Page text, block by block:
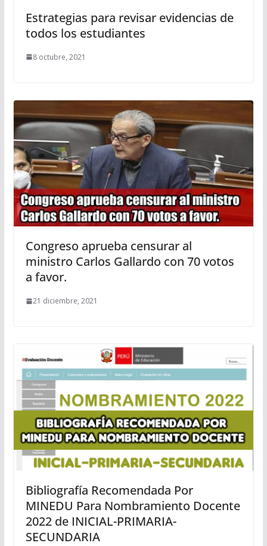
Estrategias para revisar evidencias de
todos los estudiantes
8 octubre, 2021
Congreso aprueba censurar al
ministro Carlos Gallardo con 70 votos
a favor.
21 diciembre, 2021
Bibliografía Recomendada Por
MINEDU Para Nombramiento Docente
2022 de INICIAL-PRIMARIA-
SECUNDARIA